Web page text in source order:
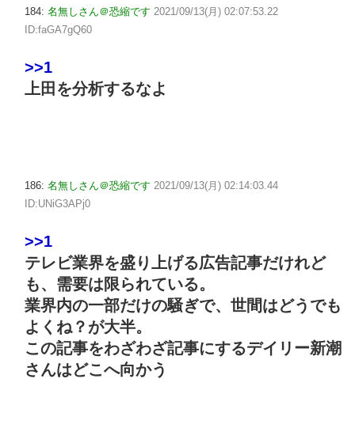
184: 名無しさん＠恐縮です 2021/09/13(月) 02:07:53.22
ID:faGA7gQ60
>>1
上田を分析するなよ
186: 名無しさん＠恐縮です 2021/09/13(月) 02:14:03.44
ID:UNiG3APj0
>>1
テレビ業界を盛り上げる広告記事だけれど
も、需要は限られている。
業界内の一部だけの騒ぎで、世間はどうでも
よくね？が大半。
この記事をわざわざ記事にするデイリー新潮
さんはどこへ向かう